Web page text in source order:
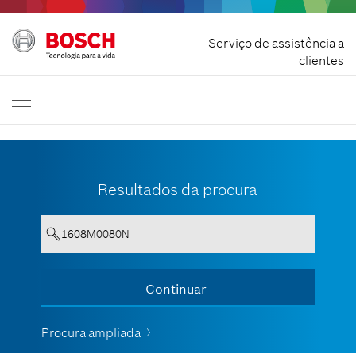
Serviço de assistência a
clientes
Rescindir contrato
Bosch Professional
Resultados da procura
Continuar
Mostrar todo
Entrar no min. 3 dígitos.
Procura ampliada